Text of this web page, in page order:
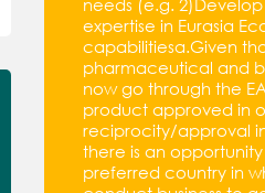
needs (e.g.
expertise in Eurasia
capabilitiesa.Given
pharmaceutical and
now go through the
product approved in
reciprocity/approval in
there is an
preferred country in